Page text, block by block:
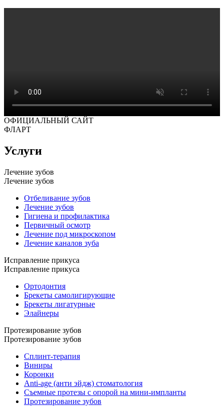
ОФИЦИАЛЬНЫЙ САЙТ
ФЛАРТ
Услуги
Лечение зубов
Лечение зубов
Отбеливание зубов
Лечение зубов
Гигиена и профилактика
Первичный осмотр
Лечение под микроскопом
Лечение каналов зуба
Исправление прикуса
Исправление прикуса
Ортодонтия
Брекеты самолигирующие
Брекеты лигатурные
Элайнеры
Протезирование зубов
Протезирование зубов
Сплинт-терапия
Виниры
Коронки
Anti-age (анти эйдж) стоматология
Съемные протезы с опорой на мини-импланты
Протезирование зубов